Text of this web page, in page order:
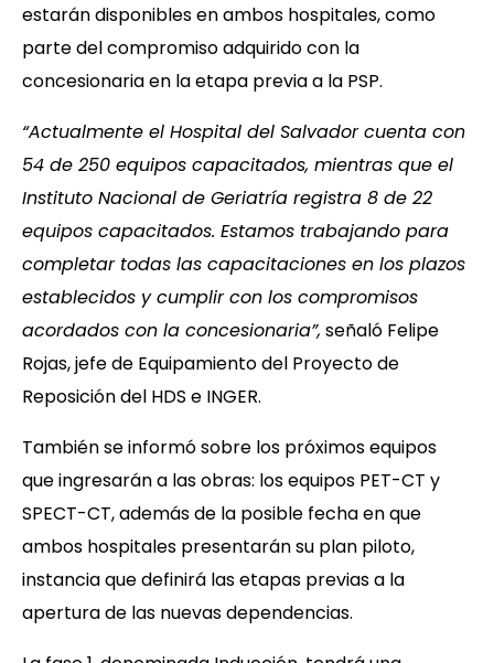
estarán disponibles en ambos hospitales, como
parte del compromiso adquirido con la
concesionaria en la etapa previa a la PSP.
“Actualmente el Hospital del Salvador cuenta con
54 de 250 equipos capacitados, mientras que el
Instituto Nacional de Geriatría registra 8 de 22
equipos capacitados. Estamos trabajando para
completar todas las capacitaciones en los plazos
establecidos y cumplir con los compromisos
acordados con la concesionaria”, señaló Felipe
Rojas, jefe de Equipamiento del Proyecto de
Reposición del HDS e INGER.
También se informó sobre los próximos equipos
que ingresarán a las obras: los equipos PET-CT y
SPECT-CT, además de la posible fecha en que
ambos hospitales presentarán su plan piloto,
instancia que definirá las etapas previas a la
apertura de las nuevas dependencias.